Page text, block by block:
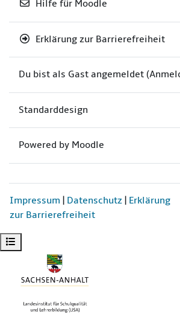
Kursindex öffnen
Hilfe für Moodle
Erklärung zur Barrierefreiheit
Du bist als Gast angemeldet (
Standarddesign
Powered by Moodle
Impressum Datenschutz Erklärung
zur Barrierefreiheit